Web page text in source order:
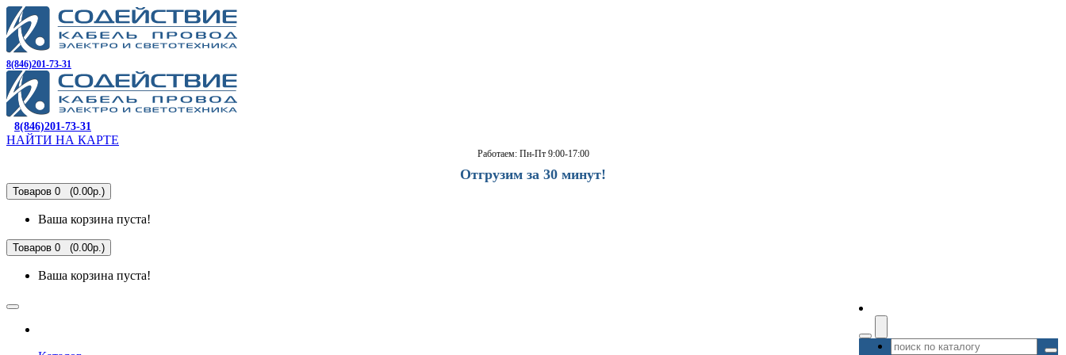
8(846)201-73-31
8(846)201-73-31
НАЙТИ НА КАРТЕ
Работаем: Пн-Пт 9:00-17:00
Отгрузим за 30 минут!
Товаров 0 (0.00р.)
Ваша корзина пуста!
Товаров 0 (0.00р.)
Ваша корзина пуста!